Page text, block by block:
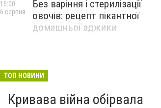
Без варіння і стерилізації
овочів: рецепт пікантної
домашньої аджики
15:00
6 серпня
ТОП НОВИНИ
Кривава війна обірвала